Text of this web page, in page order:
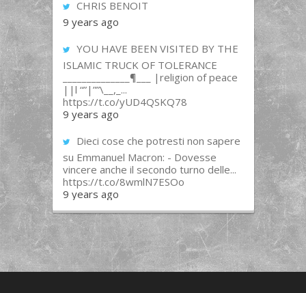
CHRIS BENOIT
9 years ago
YOU HAVE BEEN VISITED BY THE
ISLAMIC TRUCK OF TOLERANCE
______________¶___ |religion of peace
||l “”|””\__,_...
https://t.co/yUD4QSKQ78
9 years ago
Dieci cose che potresti non sapere
su Emmanuel Macron: - Dovesse
vincere anche il secondo turno delle...
https://t.co/8wmlN7ESOo
9 years ago